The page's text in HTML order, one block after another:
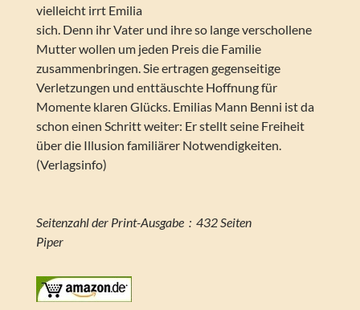
vielleicht irrt Emilia
sich. Denn ihr Vater und ihre so lange verschollene
Mutter wollen um jeden Preis die Familie
zusammenbringen. Sie ertragen gegenseitige
Verletzungen und enttäuschte Hoffnung für
Momente klaren Glücks. Emilias Mann Benni ist da
schon einen Schritt weiter: Er stellt seine Freiheit
über die Illusion familiärer Notwendigkeiten.
(Verlagsinfo)
Seitenzahl der Print-Ausgabe ‏ : ‎ 432 Seiten
Piper